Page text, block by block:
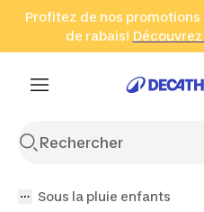
Aller à la recherche Aller
Profitez de nos
de rabais!
en
(Zones
Sous la pluie enfants